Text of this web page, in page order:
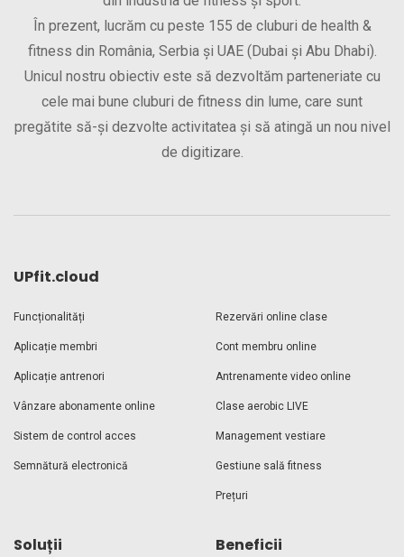
În prezent, lucrăm cu peste 155 de cluburi de health &
fitness din România, Serbia și UAE (Dubai și Abu Dhabi).
Unicul nostru obiectiv este să dezvoltăm parteneriate cu
cele mai bune cluburi de fitness din lume, care sunt
pregătite să-și dezvolte activitatea și să atingă un nou nivel
de digitizare.
UPfit.cloud
Funcționalități
Aplicație membri
Aplicație antrenori
Vânzare abonamente online
Sistem de control acces
Semnătură electronică
Rezervări online clase
Cont membru online
Antrenamente video online
Clase aerobic LIVE
Management vestiare
Gestiune sală fitness
Prețuri
Soluții Beneficii